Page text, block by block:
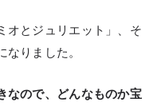
オとジュリエット」、そ
りました。
なので、どんなものか宝